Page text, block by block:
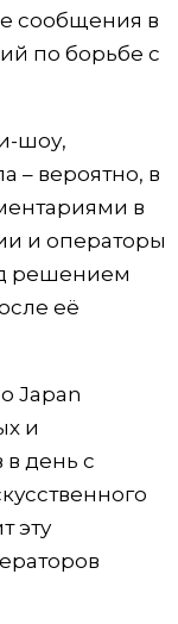
сообщения в
по борьбе с
шоу,
– вероятно, в
в
и операторы
решением
её
Japan
и
день с
эту